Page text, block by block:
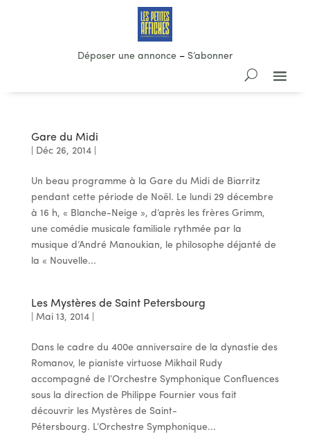
Déposer une annonce– S’abonner
Gare du Midi
Déc 26, 2014|
Un beau programme à la Gare du Midi de Biarritz
pendant cette période de Noël. Le lundi 29 décembre
à 16 h, « Blanche-Neige », d’après les frères Grimm,
une comédie musicale familiale rythmée par la
musique d’André Manoukian, le philosophe déjanté de
la « Nouvelle...
Les Mystères de Saint Petersbourg
Mai 13, 2014|
Dans le cadre du 400e anniversaire de la dynastie des
Romanov, le pianiste virtuose Mikhail Rudy
accompagné de l’Orchestre Symphonique Confluences
sous la direction de Philippe Fournier vous fait
découvrir les Mystères de Saint-
Pétersbourg. L’Orchestre Symphonique...